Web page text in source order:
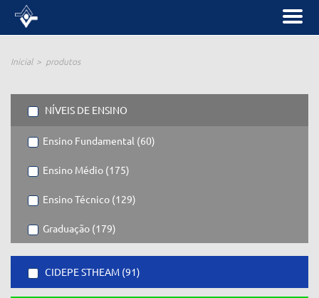
Inicial produtos
NÍVEIS DE ENSINO
Ensino Fundamental (60)
Ensino Médio (175)
Ensino Técnico (129)
Graduação (179)
CIDEPE STHEAM (91)